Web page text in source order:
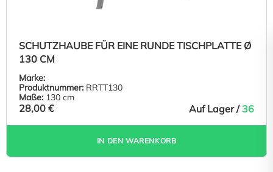
SCHUTZHAUBE FÜR EINE RUNDE TISCHPLATTE Ø
130 CM
Marke:
Produktnummer: RRTT130
Maße: 130 cm
28,00 € Auf Lager / 36
IN DEN WARENKORB